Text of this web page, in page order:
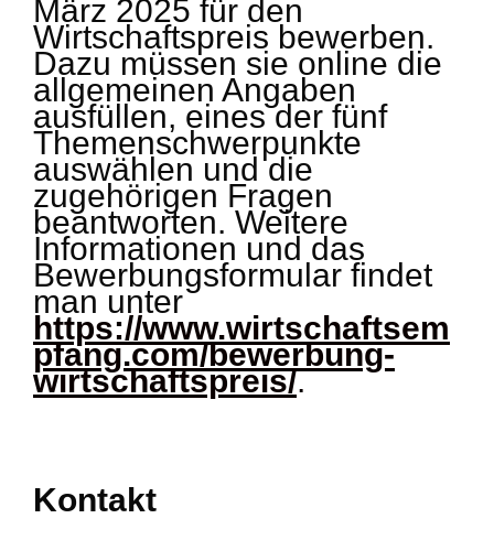
März 2025 für den
Wirtschaftspreis bewerben.
Dazu müssen sie online die
allgemeinen Angaben
ausfüllen, eines der fünf
Themenschwerpunkte
auswählen und die
zugehörigen Fragen
beantworten. Weitere
Informationen und das
Bewerbungsformular findet
man unter
https://www.wirtschaftsem
pfang.com/bewerbung-
wirtschaftspreis/.
Kontakt